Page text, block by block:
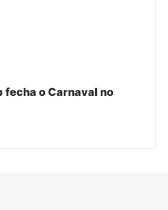
fecha o Carnaval no